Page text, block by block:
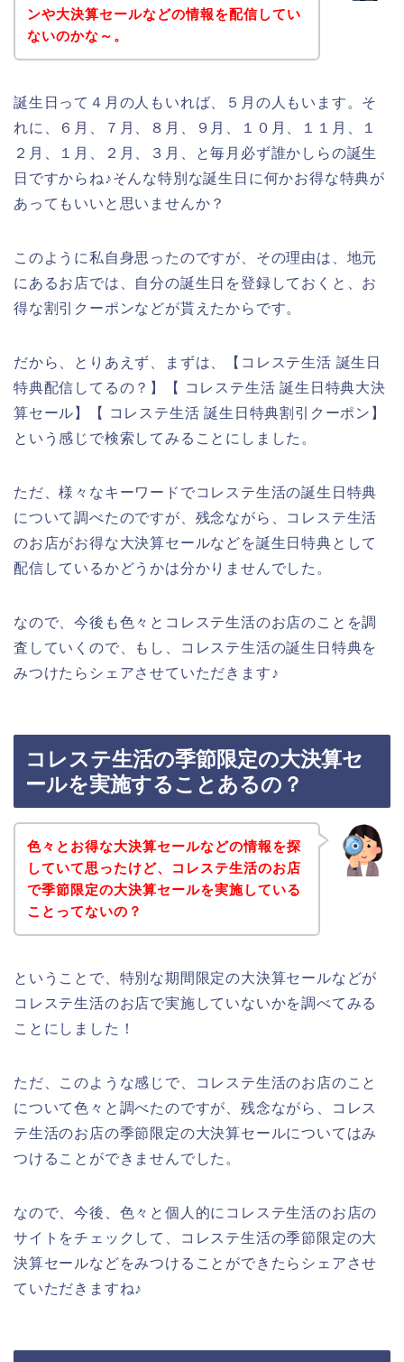
ンや大決算セールなどの情報を配信してい
ないのかな～。
誕生日って４月の人もいれば、５月の人もいます。そ
れに、６月、７月、８月、９月、１０月、１１月、１
２月、１月、２月、３月、と毎月必ず誰かしらの誕生
日ですからね♪そんな特別な誕生日に何かお得な特典が
あってもいいと思いませんか？
このように私自身思ったのですが、その理由は、地元
にあるお店では、自分の誕生日を登録しておくと、お
得な割引クーポンなどが貰えたからです。
だから、とりあえず、まずは、【コレステ生活 誕生日
特典配信してるの？】【 コレステ生活 誕生日特典大決
算セール】【 コレステ生活 誕生日特典割引クーポン】
という感じで検索してみることにしました。
ただ、様々なキーワードでコレステ生活の誕生日特典
について調べたのですが、残念ながら、コレステ生活
のお店がお得な大決算セールなどを誕生日特典として
配信しているかどうかは分かりませんでした。
なので、今後も色々とコレステ生活のお店のことを調
査していくので、もし、コレステ生活の誕生日特典を
みつけたらシェアさせていただきます♪
コレステ生活の季節限定の大決算セ
ールを実施することあるの？
色々とお得な大決算セールなどの情報を探
していて思ったけど、コレステ生活のお店
で季節限定の大決算セールを実施している
ことってないの？
ということで、特別な期間限定の大決算セールなどが
コレステ生活のお店で実施していないかを調べてみる
ことにしました！
ただ、このような感じで、コレステ生活のお店のこと
について色々と調べたのですが、残念ながら、コレス
テ生活のお店の季節限定の大決算セールについてはみ
つけることができませんでした。
なので、今後、色々と個人的にコレステ生活のお店の
サイトをチェックして、コレステ生活の季節限定の大
決算セールなどをみつけることができたらシェアさせ
ていただきますね♪